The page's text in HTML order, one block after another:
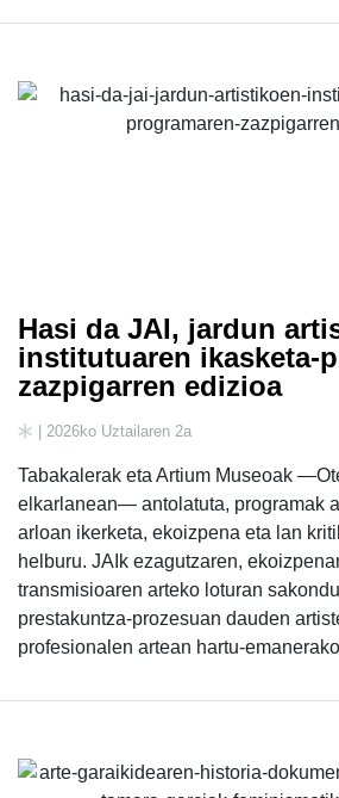
Hasi da JAI, jardun
institutuaren ikasketa-
zazpigarren edizioa
| 2026ko Uztailaren 2a
Tabakalerak eta Artium Museoak
elkarlanean— antolatuta, programak
arloan ikerketa, ekoizpena eta lan
helburu. JAIk ezagutzaren,
transmisioaren arteko loturan
prestakuntza-prozesuan dauden
profesionalen artean hartu-